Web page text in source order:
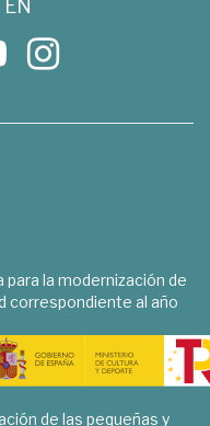
para la modernización de
correspondiente al año
de las pequeñas y